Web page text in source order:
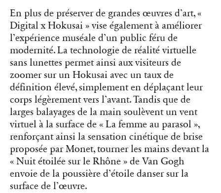
En plus de préserver de grandes œuvres d’art, «
Digital x Hokusai » vise également à améliorer
l’expérience muséale d’un public féru de
modernité. La technologie de réalité virtuelle
sans lunettes permet ainsi aux visiteurs de
zoomer sur un Hokusai avec un taux de
définition élevé, simplement en déplaçant leur
corps légèrement vers l’avant. Tandis que de
larges balayages de la main soulèvent un vent
virtuel à la surface de « La femme au parasol »,
renforçant ainsi la sensation cinétique de brise
proposée par Monet, tourner les mains devant la
« Nuit étoilée sur le Rhône » de Van Gogh
envoie de la poussière d’étoile danser sur la
surface de l’œuvre.